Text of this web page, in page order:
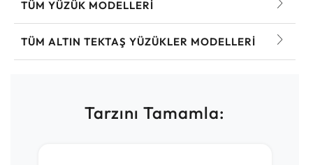
TÜM YÜZÜK MODELLERI
TÜM ALTIN TEKTAŞ YÜZÜKLER MODELLERI
Tarzını Tamamla: